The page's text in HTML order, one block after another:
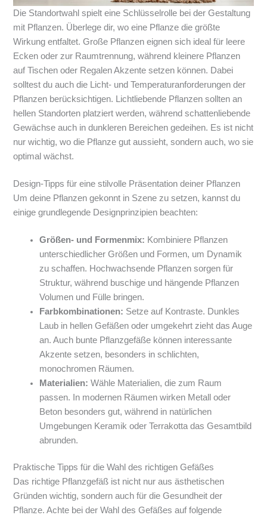
Die Standortwahl spielt eine Schlüsselrolle bei der Gestaltung
mit Pflanzen. Überlege dir, wo eine Pflanze die größte
Wirkung entfaltet. Große Pflanzen eignen sich ideal für leere
Ecken oder zur Raumtrennung, während kleinere Pflanzen
auf Tischen oder Regalen Akzente setzen können. Dabei
solltest du auch die Licht- und Temperaturanforderungen der
Pflanzen berücksichtigen. Lichtliebende Pflanzen sollten an
hellen Standorten platziert werden, während schattenliebende
Gewächse auch in dunkleren Bereichen gedeihen. Es ist nicht
nur wichtig, wo die Pflanze gut aussieht, sondern auch, wo sie
optimal wächst.
Design-Tipps für eine stilvolle Präsentation deiner Pflanzen
Um deine Pflanzen gekonnt in Szene zu setzen, kannst du
einige grundlegende Designprinzipien beachten:
Größen- und Formenmix: Kombiniere Pflanzen
unterschiedlicher Größen und Formen, um Dynamik
zu schaffen. Hochwachsende Pflanzen sorgen für
Struktur, während buschige und hängende Pflanzen
Volumen und Fülle bringen.
Farbkombinationen: Setze auf Kontraste. Dunkles
Laub in hellen Gefäßen oder umgekehrt zieht das Auge
an. Auch bunte Pflanzgefäße können interessante
Akzente setzen, besonders in schlichten,
monochromen Räumen.
Materialien: Wähle Materialien, die zum Raum
passen. In modernen Räumen wirken Metall oder
Beton besonders gut, während in natürlichen
Umgebungen Keramik oder Terrakotta das Gesamtbild
abrunden.
Praktische Tipps für die Wahl des richtigen Gefäßes
Das richtige Pflanzgefäß ist nicht nur aus ästhetischen
Gründen wichtig, sondern auch für die Gesundheit der
Pflanze. Achte bei der Wahl des Gefäßes auf folgende